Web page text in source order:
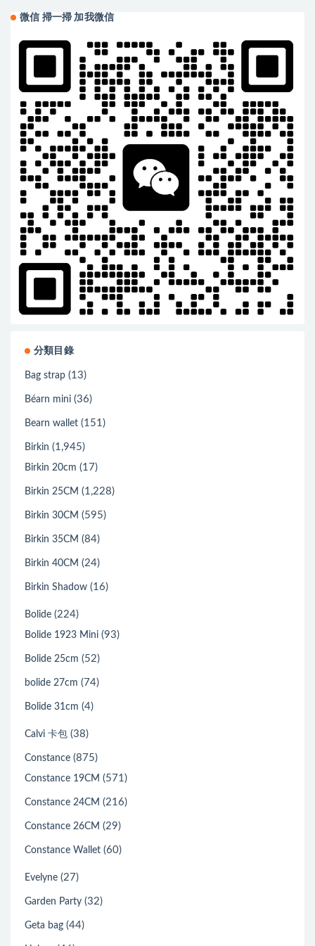
微信 掃一掃 加我微信
分類目錄
Bag strap (13)
Béarn mini (36)
Bearn wallet (151)
Birkin (1,945)
Birkin 20cm (17)
Birkin 25CM (1,228)
Birkin 30CM (595)
Birkin 35CM (84)
Birkin 40CM (24)
Birkin Shadow (16)
Bolide (224)
Bolide 1923 Mini (93)
Bolide 25cm (52)
bolide 27cm (74)
Bolide 31cm (4)
Calvi 卡包 (38)
Constance (875)
Constance 19CM (571)
Constance 24CM (216)
Constance 26CM (29)
Constance Wallet (60)
Evelyne (27)
Garden Party (32)
Geta bag (44)